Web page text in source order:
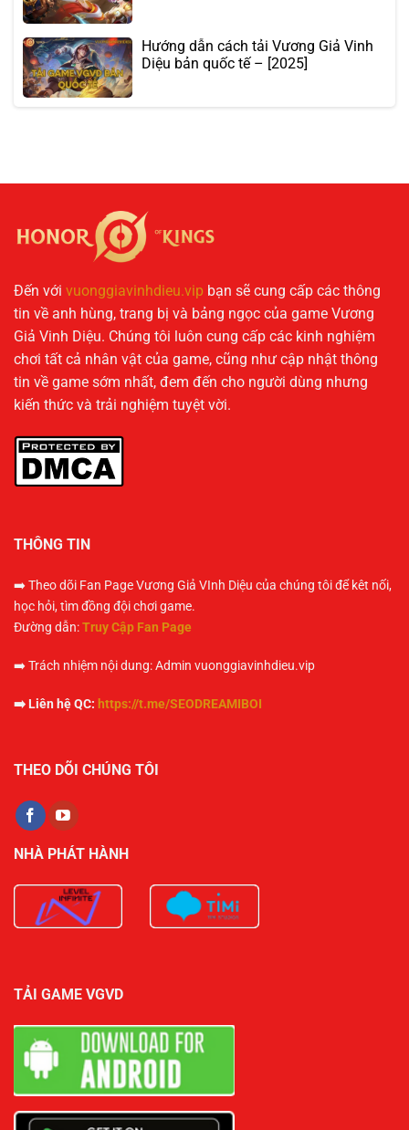
Hướng dẫn cách tải Vương Giả Vinh
Diệu bản quốc tế – [2025]
Đến với vuonggiavinhdieu.vip bạn sẽ cung cấp các thông
tin về anh hùng, trang bị và bảng ngọc của game Vương
Giả Vinh Diệu. Chúng tôi luôn cung cấp các kinh nghiệm
chơi tất cả nhân vật của game, cũng như cập nhật thông
tin về game sớm nhất, đem đến cho người dùng nhưng
kiến thức và trải nghiệm tuyệt vời.
THÔNG TIN
➡️ Theo dõi Fan Page Vương Giả VInh Diệu của chúng tôi để kêt nối,
học hỏi, tìm đồng đội chơi game.
Đường dẫn:Truy Cập Fan Page
➡️ Trách nhiệm nội dung: Admin vuonggiavinhdieu.vip
➡️ Liên hệ QC: https://t.me/SEODREAMIBOI
THEO DÕI CHÚNG TÔI
NHÀ PHÁT HÀNH
TẢI GAME VGVD